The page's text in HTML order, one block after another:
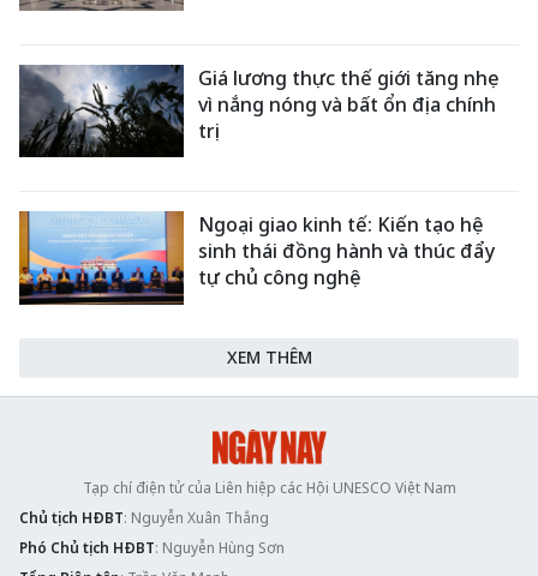
Giá lương thực thế giới tăng nhẹ
vì nắng nóng và bất ổn địa chính
trị
Ngoại giao kinh tế: Kiến tạo hệ
sinh thái đồng hành và thúc đẩy
tự chủ công nghệ
XEM THÊM
Tạp chí điện tử của Liên hiệp các Hội UNESCO Việt Nam
Chủ tịch HĐBT: Nguyễn Xuân Thắng
Phó Chủ tịch HĐBT: Nguyễn Hùng Sơn